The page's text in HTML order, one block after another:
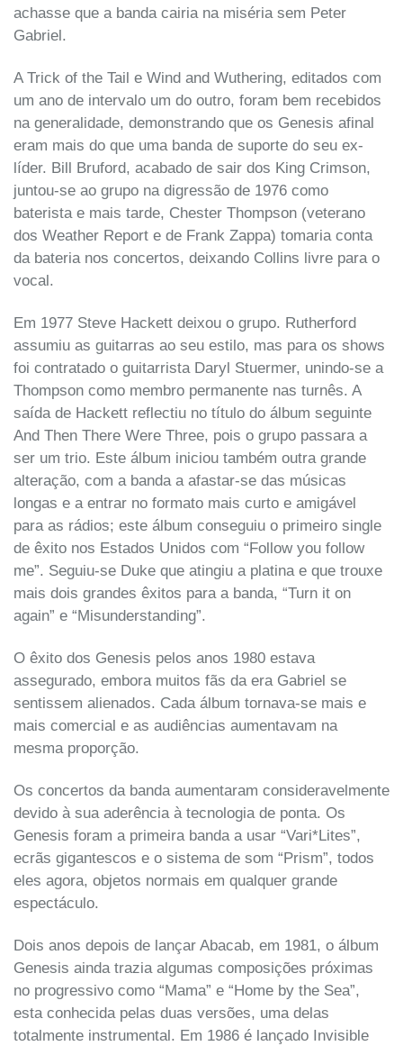
achasse que a banda cairia na miséria sem Peter
Gabriel.
A Trick of the Tail e Wind and Wuthering, editados com
um ano de intervalo um do outro, foram bem recebidos
na generalidade, demonstrando que os Genesis afinal
eram mais do que uma banda de suporte do seu ex-
líder. Bill Bruford, acabado de sair dos King Crimson,
juntou-se ao grupo na digressão de 1976 como
baterista e mais tarde, Chester Thompson (veterano
dos Weather Report e de Frank Zappa) tomaria conta
da bateria nos concertos, deixando Collins livre para o
vocal.
Em 1977 Steve Hackett deixou o grupo. Rutherford
assumiu as guitarras ao seu estilo, mas para os shows
foi contratado o guitarrista Daryl Stuermer, unindo-se a
Thompson como membro permanente nas turnês. A
saída de Hackett reflectiu no título do álbum seguinte
And Then There Were Three, pois o grupo passara a
ser um trio. Este álbum iniciou também outra grande
alteração, com a banda a afastar-se das músicas
longas e a entrar no formato mais curto e amigável
para as rádios; este álbum conseguiu o primeiro single
de êxito nos Estados Unidos com “Follow you follow
me”. Seguiu-se Duke que atingiu a platina e que trouxe
mais dois grandes êxitos para a banda, “Turn it on
again” e “Misunderstanding”.
O êxito dos Genesis pelos anos 1980 estava
assegurado, embora muitos fãs da era Gabriel se
sentissem alienados. Cada álbum tornava-se mais e
mais comercial e as audiências aumentavam na
mesma proporção.
Os concertos da banda aumentaram consideravelmente
devido à sua aderência à tecnologia de ponta. Os
Genesis foram a primeira banda a usar “Vari*Lites”,
ecrãs gigantescos e o sistema de som “Prism”, todos
eles agora, objetos normais em qualquer grande
espectáculo.
Dois anos depois de lançar Abacab, em 1981, o álbum
Genesis ainda trazia algumas composições próximas
no progressivo como “Mama” e “Home by the Sea”,
esta conhecida pelas duas versões, uma delas
totalmente instrumental. Em 1986 é lançado Invisible